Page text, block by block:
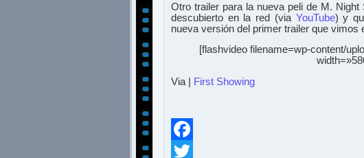
Otro trailer para la nueva peli de M. Night
descubierto en la red (via YouTube) y
nueva versión del primer trailer que vimos
[flashvideo filename=wp-content/
Via |
First Showing
Facebook